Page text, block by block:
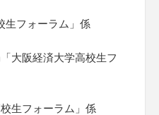
生フォーラム」係
大阪経済大学高校生フ
生フォーラム」係